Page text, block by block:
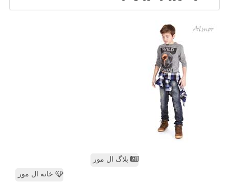
بلاگ ال مور
خانه ال مور